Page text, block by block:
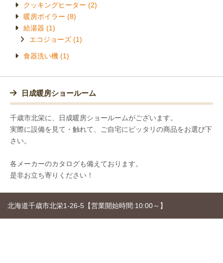
クッキングヒーター
暖房ボイラー
給湯器
エコジョーズ
食器洗い機
日成暖房ショールーム
千歳市北栄に、日成暖房ショールームがございます。
実際に設備を見て・触れて、ご自宅にピッタリの商品をお選び下
さい。
各メーカーのカタログも備えております。
是非お立ち寄りください！
北海道千歳市北栄1-26-5【営業開始時間:10:00～】